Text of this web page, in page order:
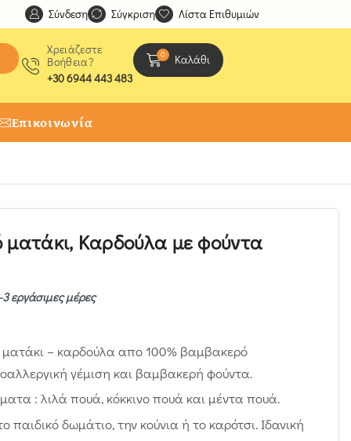
Ανακαλύψτε μοναδικές δημιουργίες από τους
Σύνδεση Σύγκριση Λίστα Επιθυμιών
Χρειάζεστε
Βοήθεια?
+30 6944 443 483
0 Καλάθι
Επικοινωνία
ματάκι, Καρδούλα με φούντα
εργάσιμες μέρες
ματάκι – καρδούλα απο 100% βαμβακερό
γέμιση και βαμβακερή φούντα.
: λιλά πουά, κόκκινο πουά και μέντα πουά.
παιδικό δωμάτιο, την κούνια ή το καρότσι. Ιδανική